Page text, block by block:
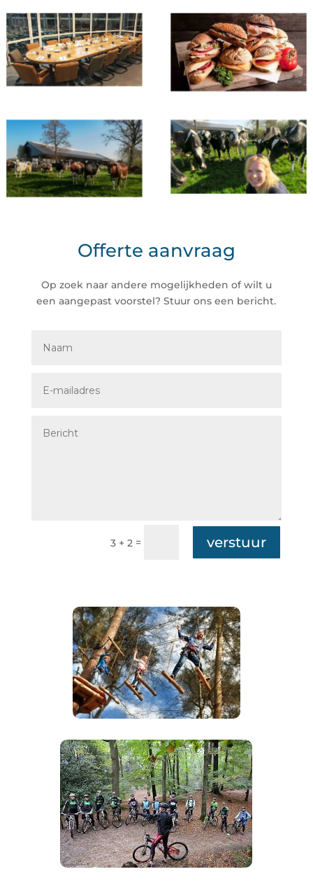
Offerte aanvraag
Op zoek naar andere mogelijkheden of wilt u
een aangepast voorstel? Stuur ons een bericht.
3 + 2 = verstuur